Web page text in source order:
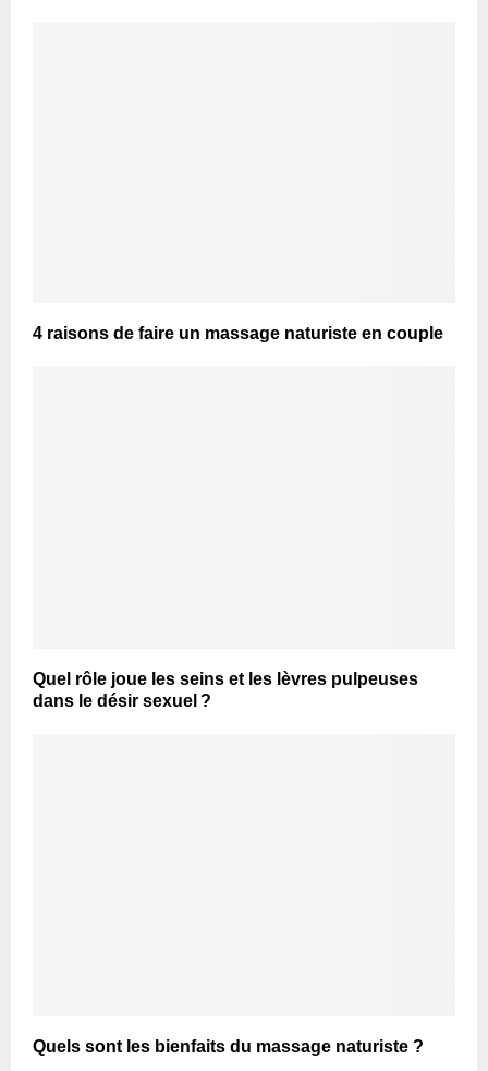
4 raisons de faire un massage naturiste en couple
Quel rôle joue les seins et les lèvres pulpeuses
dans le désir sexuel ?
Quels sont les bienfaits du massage naturiste ?